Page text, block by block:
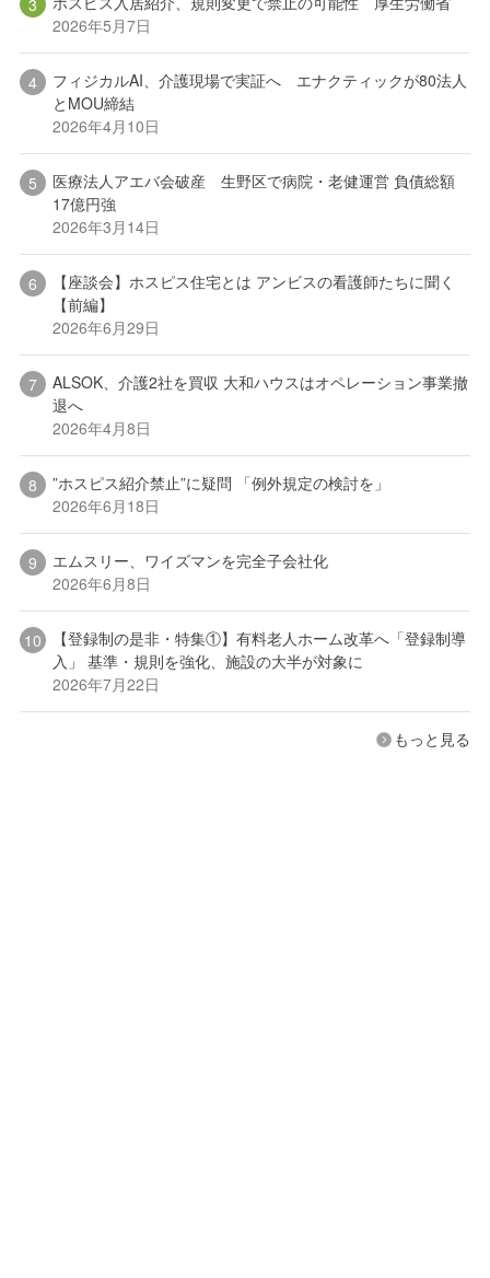
2026年5月7日
フィジカルAI、介護現場で実証へ エナクティックが80法人
とMOU締結
2026年4月10日
医療法人アエバ会破産 生野区で病院・老健運営 負債総額
17億円強
2026年3月14日
【座談会】ホスピス住宅とは アンビスの看護師たちに聞く
【前編】
2026年6月29日
ALSOK、介護2社を買収 大和ハウスはオペレーション事業撤
退へ
2026年4月8日
”ホスピス紹介禁止”に疑問 「例外規定の検討を」
2026年6月18日
エムスリー、ワイズマンを完全子会社化
2026年6月8日
【登録制の是非・特集①】有料老人ホーム改革へ「登録制導
入」 基準・規則を強化、施設の大半が対象に
2026年7月22日
もっと見る